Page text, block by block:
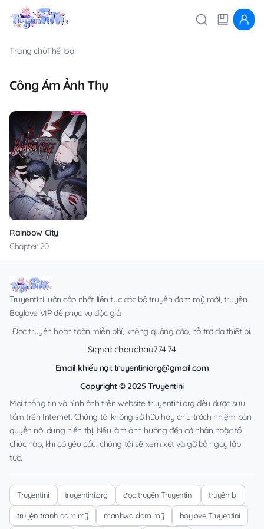
Trang chủThể loại
Công Ám Ảnh Thụ
Rainbow City
Chapter 20
Truyentini luôn cập nhật liên tục các bộ truyện đam mỹ mới, truyện
Boylove VIP để phục vụ độc giả.
Đọc truyện hoàn toàn miễn phí, không quảng cáo, hỗ trợ đa thiết bị.
Signal: chauchau774.74
Email khiếu nại:truyentiniorg@gmail.com
Copyright © 2025 Truyentini
Mọi thông tin và hình ảnh trên website truyentini.org đều được sưu
tầm trên Internet. Chúng tôi không sở hữu hay chịu trách nhiệm bản
quyền nội dung hiển thị. Nếu làm ảnh hưởng đến cá nhân hoặc tổ
chức nào, khi có yêu cầu, chúng tôi sẽ xem xét và gỡ bỏ ngay lập
tức.
Truyentini truyentini.org đọc truyện Truyentini truyện bl
truyện tranh đam mỹ manhwa đam mỹ boylove Truyentini